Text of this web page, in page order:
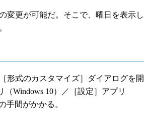
変更が可能だ。そこで、曜日を表示し
形式のカスタマイズ］ダイアログを開
Windows 10）／［設定］アプリ
手間がかかる。